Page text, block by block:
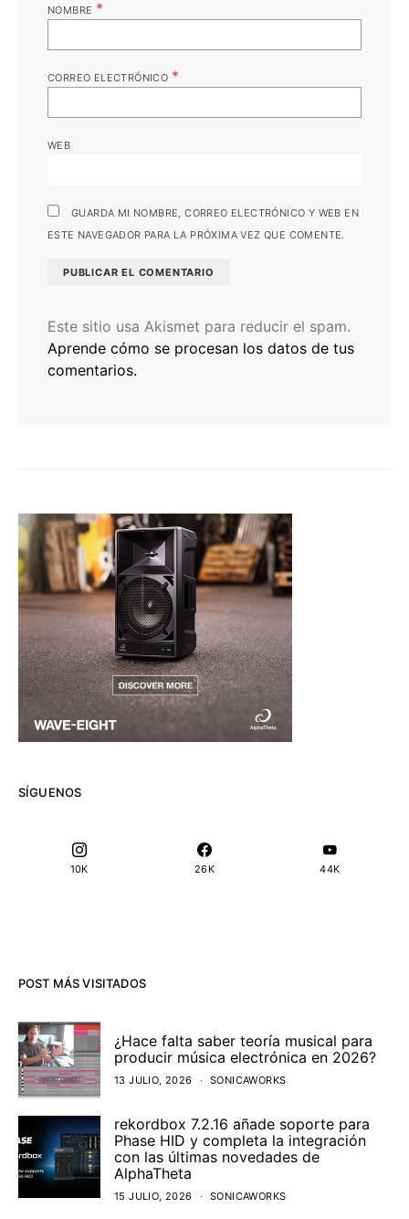
NOMBRE *
CORREO ELECTRÓNICO *
WEB
GUARDA MI NOMBRE, CORREO ELECTRÓNICO Y WEB EN
ESTE NAVEGADOR PARA LA PRÓXIMA VEZ QUE COMENTE.
Este sitio usa Akismet para reducir el spam.
Aprende cómo se procesan los datos de tus
comentarios.
SÍGUENOS
10K 26K 44K
POST MÁS VISITADOS
¿Hace falta saber teoría musical para
producir música electrónica en 2026?
13 JULIO, 2026 SONICAWORKS
rekordbox 7.2.16 añade soporte para
Phase HID y completa la integración
con las últimas novedades de
AlphaTheta
15 JULIO, 2026 SONICAWORKS